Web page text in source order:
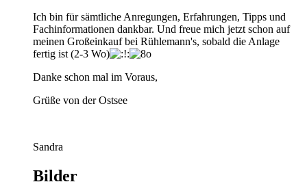
Ich bin für sämtliche Anregungen, Erfahrungen, Tipps und
Fachinformationen dankbar. Und freue mich jetzt schon auf
meinen Großeinkauf bei Rühlemann's, sobald die Anlage
fertig ist (2-3 Wo)
Danke schon mal im Voraus,
Grüße von der Ostsee
Sandra
Bilder